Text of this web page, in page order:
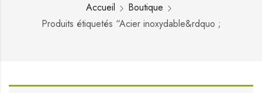
Accueil
Boutique
Produits étiquetés “Acier inoxydable&rdquo ;